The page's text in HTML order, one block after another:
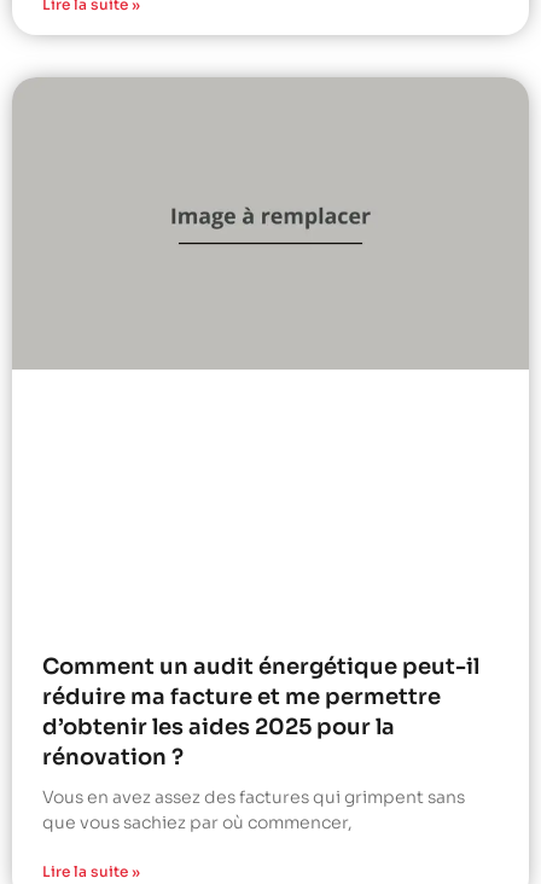
Lire la suite »
Comment un audit énergétique peut-il
réduire ma facture et me permettre
d’obtenir les aides 2025 pour la
rénovation ?
Vous en avez assez des factures qui grimpent sans
que vous sachiez par où commencer,
Lire la suite »